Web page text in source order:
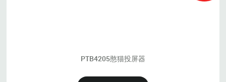
PTB4205憨猫投屏器